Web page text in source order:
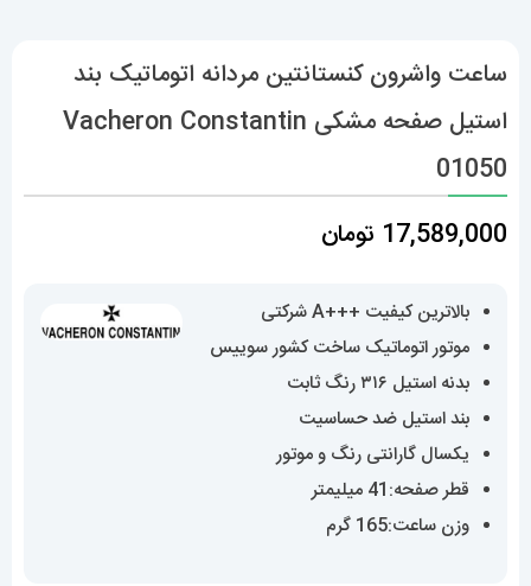
ساعت واشرون کنستانتین مردانه اتوماتیک بند
استیل صفحه مشکی Vacheron Constantin
01050
17,589,000 تومان
بالاترین کیفیت +++A شرکتی
موتور اتوماتیک ساخت کشور سوییس
بدنه استیل ۳۱۶ رنگ ثابت
بند استیل ضد حساسیت
یکسال گارانتی رنگ و موتور
قطر صفحه:41 میلیمتر
وزن ساعت:165 گرم